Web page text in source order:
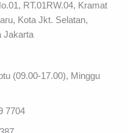
RT.01RW.04, Kramat
Kota Jkt. Selatan,
Jakarta
(09.00-17.00), Minggu
7704